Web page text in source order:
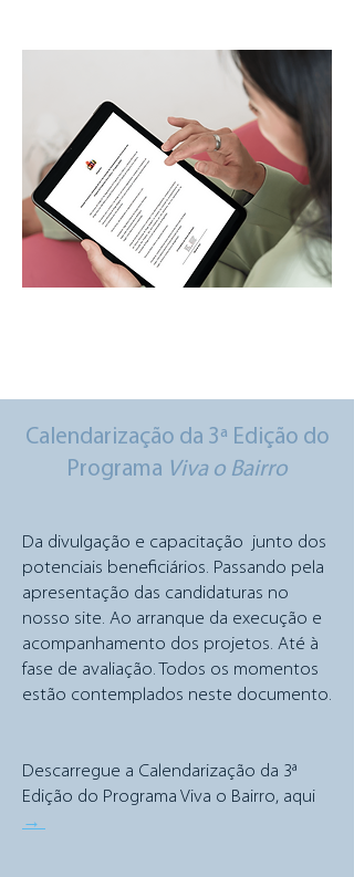
Calendarização da 3ª Edição do
Programa Viva o Bairro
Da divulgação e capacitação junto dos
potenciais beneficiários. Passando pela
apresentação das candidaturas no
nosso site. Ao arranque da execução e
acompanhamento dos projetos. Até à
fase de avaliação. Todos os momentos
estão contemplados neste documento.
Descarregue a Calendarização da 3ª
Edição do Programa Viva o Bairro, aqui
→